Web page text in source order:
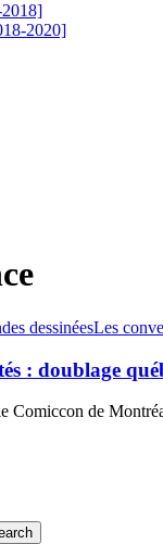
2020]
dessinéesLes
: doublage
Comiccon de